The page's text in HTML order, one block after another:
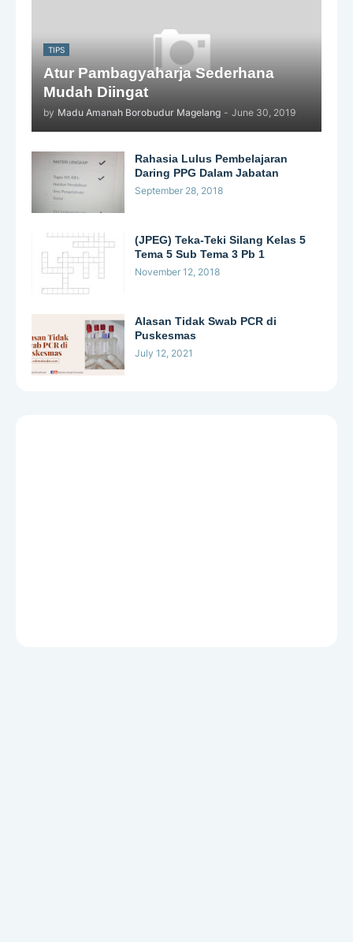
TIPS
Atur Pambagyaharja Sederhana
Mudah Diingat
by Madu Amanah Borobudur Magelang - June 30, 2019
Rahasia Lulus Pembelajaran
Daring PPG Dalam Jabatan
September 28, 2018
(JPEG) Teka-Teki Silang Kelas 5
Tema 5 Sub Tema 3 Pb 1
November 12, 2018
Alasan Tidak Swab PCR di
Puskesmas
July 12, 2021